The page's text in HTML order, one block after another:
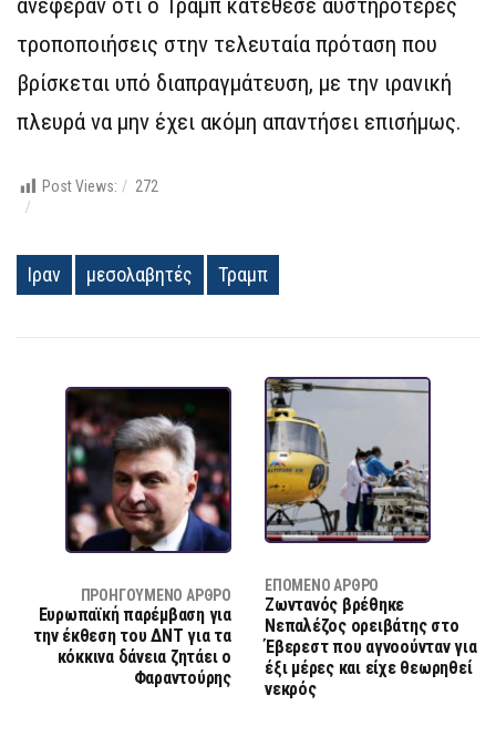
ανέφεραν ότι ο Τραμπ κατέθεσε αυστηρότερες
τροποποιήσεις στην τελευταία πρόταση που
βρίσκεται υπό διαπραγμάτευση, με την ιρανική
πλευρά να μην έχει ακόμη απαντήσει επισήμως.
Post Views: 272
Ιραν μεσολαβητές Τραμπ
ΠΡΟΗΓΟΎΜΕΝΟ ΆΡΘΡΟ
Ευρωπαϊκή παρέμβαση για
την έκθεση του ΔΝΤ για τα
κόκκινα δάνεια ζητάει ο
Φαραντούρης
ΕΠΌΜΕΝΟ ΆΡΘΡΟ
Ζωντανός βρέθηκε
Νεπαλέζος ορειβάτης στο
Έβερεστ που αγνοούνταν για
έξι μέρες και είχε θεωρηθεί
νεκρός